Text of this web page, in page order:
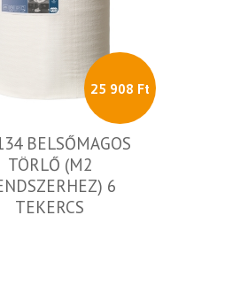
25 908 Ft
BELSŐMAGOS
TÖRLŐ (M2
6
TEKERCS